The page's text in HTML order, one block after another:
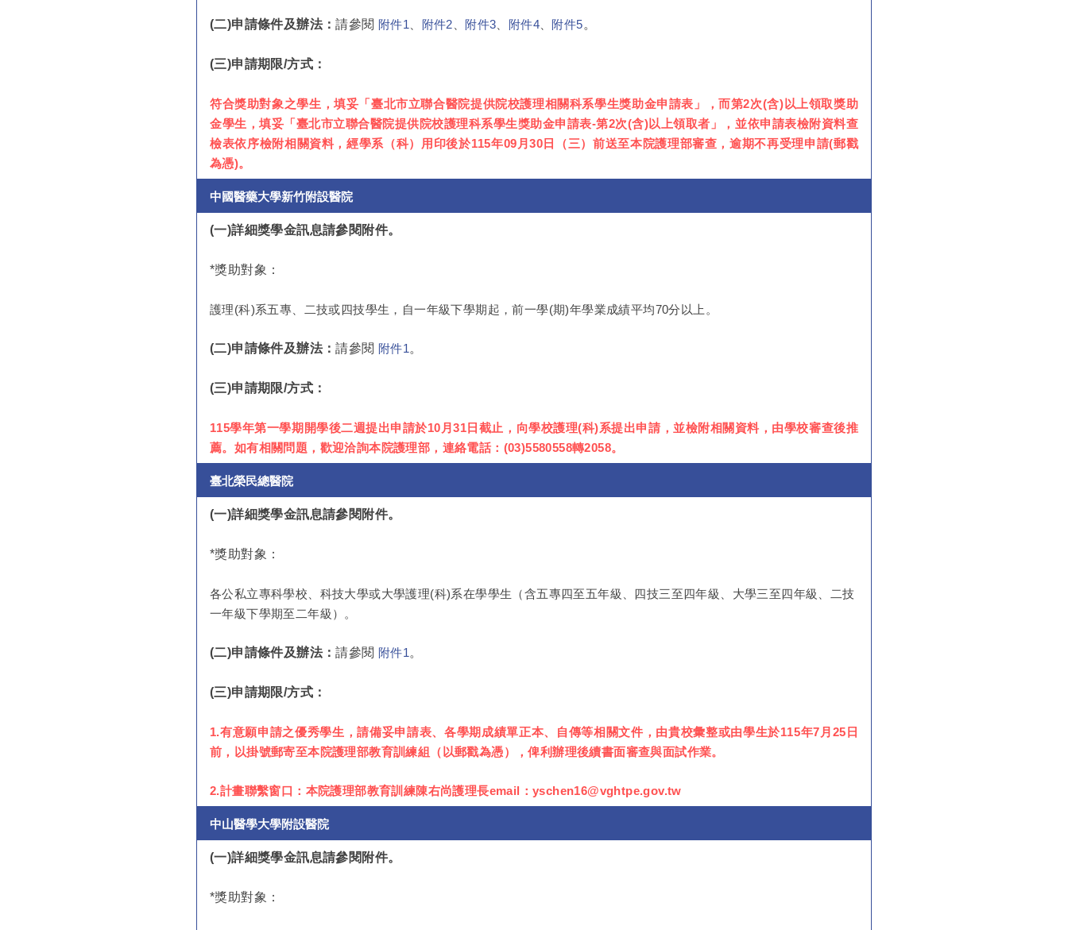
(二)申請條件及辦法：請參閱 附件1 附件2 附件3 附件4 附件5。
(三)申請期限/方式：
符合獎助對象之學生，填妥「臺北市立聯合醫院提供院校護理相關科系學生獎助金申請表」，而第2次(含)以上領取獎助
金學生，填妥「臺北市立聯合醫院提供院校護理科系學生獎助金申請表-第2次(含)以上領取者」，並依申請表檢附資料查
檢表依序檢附相關資料，經學系（科）用印後於115年09月30日（三）前送至本院護理部審查，逾期不再受理申請(郵戳
為憑)。
中國醫藥大學新竹附設醫院
(一)詳細獎學金訊息請參閱附件。
*獎助對象：
護理(科)系五專、二技或四技學生，自一年級下學期起，前一學(期)年學業成績平均70分以上。
(二)申請條件及辦法：請參閱 附件1。
(三)申請期限/方式：
115學年第一學期開學後二週提出申請於10月31日截止，向學校護理(科)系提出申請，並檢附相關資料，由學校審查後推
薦。如有相關問題，歡迎洽詢本院護理部，連絡電話：(03)5580558轉2058。
臺北榮民總醫院
(一)詳細獎學金訊息請參閱附件。
*獎助對象：
各公私立專科學校、科技大學或大學護理(科)系在學學生（含五專四至五年級、四技三至四年級、大學三至四年級、二技
一年級下學期至二年級）。
(二)申請條件及辦法：請參閱 附件1。
(三)申請期限/方式：
1.有意願申請之優秀學生，請備妥申請表、各學期成績單正本、自傳等相關文件，由貴校彙整或由學生於115年7月25日
前，以掛號郵寄至本院護理部教育訓練組（以郵戳為憑），俾利辦理後續書面審查與面試作業。
2.計畫聯繫窗口：本院護理部教育訓練陳右尚護理長email：yschen16@vghtpe.gov.tw
中山醫學大學附設醫院
(一)詳細獎學金訊息請參閱附件。
*獎助對象：